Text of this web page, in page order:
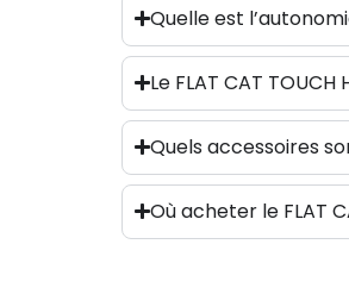
Quelle est
Le FLAT CAT
Quels accessoires
Où acheter le FLAT